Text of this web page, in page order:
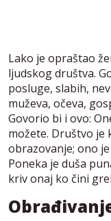
Lako je opraštao
ljudskog društva.
posluge, slabih,
muževa, očeva,
Govorio bi i ovo:
možete. Društvo je
obrazovanje; ono
Poneka je duša
kriv onaj ko čini